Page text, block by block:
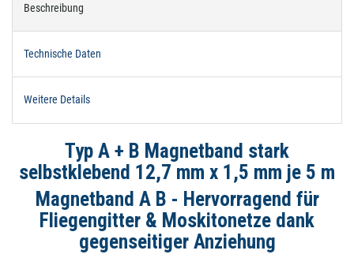
Beschreibung
Technische Daten
Weitere Details
Typ A + B Magnetband stark
selbstklebend 12,7 mm x 1,5 mm je 5 m
Magnetband A B - Hervorragend für
Fliegengitter & Moskitonetze dank
gegenseitiger Anziehung